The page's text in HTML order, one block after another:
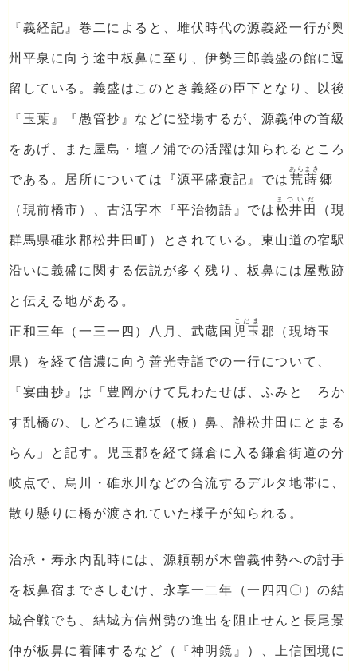
『義経記』巻二によると、雌伏時代の源義経一行が奥
州平泉に向う途中板鼻に至り、伊勢三郎義盛の館に逗
留している。義盛はこのとき義経の臣下となり、以後
『玉葉』『愚管抄』などに登場するが、源義仲の首級
をあげ、また屋島・壇ノ浦での活躍は知られるところ
である。居所については『源平盛衰記』では 荒蒔
あらまき
郷
（現前橋市）、古活字本『平治物語』では松井田
まついだ
（現
群馬県碓氷郡松井田町）とされている。東山道の宿駅
沿いに義盛に関する伝説が多く残り、板鼻には屋敷跡
と伝える地がある。
正和三年（一三一四）八月、武蔵国 児玉
こだま
郡（現埼玉
県）を経て信濃に向う善光寺詣での一行について、
『宴曲抄』は「豊岡かけて見わたせば、ふみとゞろか
す乱橋の、しどろに違坂（板）鼻、誰松井田にとまる
らん」と記す。児玉郡を経て鎌倉に入る鎌倉街道の分
岐点で、烏川・碓氷川などの合流するデルタ地帯に、
散り懸りに橋が渡されていた様子が知られる。
治承・寿永内乱時には、源頼朝が木曾義仲勢への討手
を板鼻宿までさしむけ、永享一二年（一四四〇）の結
城合戦でも、結城方信州勢の進出を阻止せんと長尾景
仲が板鼻に着陣するなど（『神明鏡』）、上信国境に